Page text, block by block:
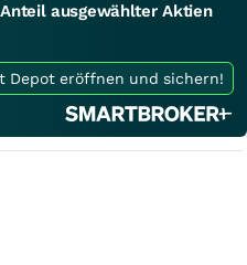
ausgewählter Aktien
Depot eröffnen und sichern!